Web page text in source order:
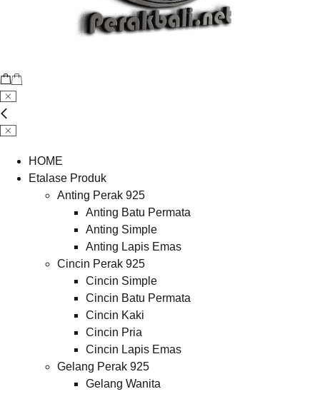
HOME
Etalase Produk
Anting Perak 925
Anting Batu Permata
Anting Simple
Anting Lapis Emas
Cincin Perak 925
Cincin Simple
Cincin Batu Permata
Cincin Kaki
Cincin Pria
Cincin Lapis Emas
Gelang Perak 925
Gelang Wanita